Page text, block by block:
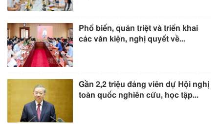
Phổ biến, quán triệt và triển khai
các văn kiện, nghị quyết về...
Gần 2,2 triệu đảng viên dự Hội nghị
toàn quốc nghiên cứu, học tập...